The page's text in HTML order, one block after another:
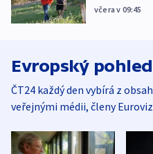
včera v 09:45
Evropský pohled
ČT24 každý den vybírá z
veřejnými médii, členy